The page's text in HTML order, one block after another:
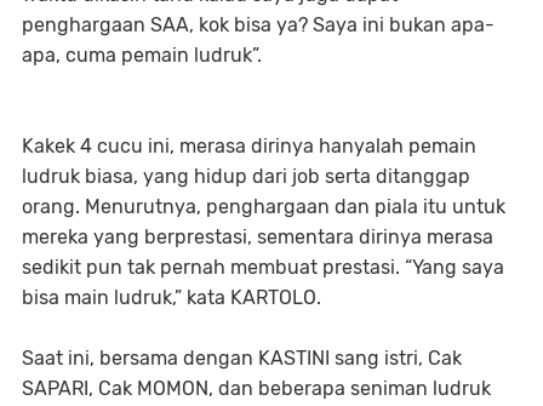
penghargaan SAA, kok bisa ya? Saya ini bukan apa-
apa, cuma pemain ludruk”.
Kakek 4 cucu ini, merasa dirinya hanyalah pemain
ludruk biasa, yang hidup dari job serta ditanggap
orang. Menurutnya, penghargaan dan piala itu untuk
mereka yang berprestasi, sementara dirinya merasa
sedikit pun tak pernah membuat prestasi. “Yang saya
bisa main ludruk,” kata KARTOLO.
Saat ini, bersama dengan KASTINI sang istri, Cak
SAPARI, Cak MOMON, dan beberapa seniman ludruk